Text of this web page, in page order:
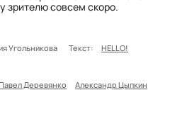
зрителю совсем скоро.
Угольникова Текст:
HELLO!
Деревянко Александр Цыпкин